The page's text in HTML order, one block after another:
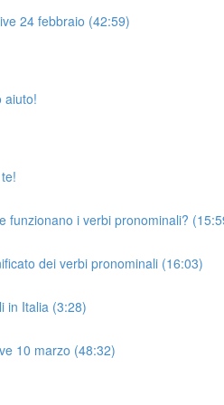
24 febbraio (42:59)
aiuto!
funzionano i verbi pronominali?
dei verbi pronominali (16:03)
in Italia (3:28)
10 marzo (48:32)